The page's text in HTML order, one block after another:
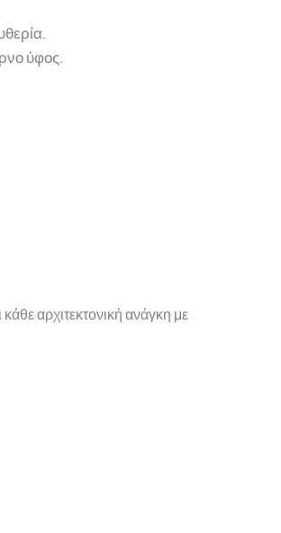
ύφος.
αρχιτεκτονική ανάγκη με